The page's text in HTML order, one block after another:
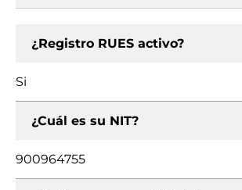
¿Registro RUES activo?
Si
¿Cuál es su NIT?
900964755